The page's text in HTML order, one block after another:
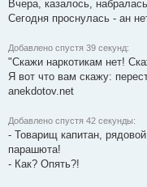
Вчера, казалось,
Сегодня проснулась - ан
Добавлено спустя 39 секунд:
"Скажи наркотикам нет!
Я вот что вам скажу:
anekdotov.net
Добавлено спустя 42 секунды:
- Товарищ капитан,
парашюта!
- Как? Опять?!